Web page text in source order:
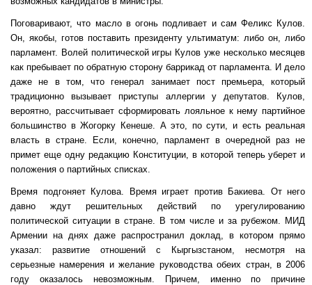
Поговаривают, что масло в огонь подливает и сам Феликс Кулов.
Он, якобы, готов поставить президенту ультиматум: либо он, либо
парламент. Волей политической игры Кулов уже несколько месяцев
как пребывает по обратную сторону баррикад от парламента. И дело
даже не в том, что генерал занимает пост премьера, который
традиционно вызывает приступы аллергии у депутатов. Кулов,
вероятно, рассчитывает сформировать лояльное к нему партийное
большинство в Жогорку Кенеше. А это, по сути, и есть реальная
власть в стране. Если, конечно, парламент в очередной раз не
примет еще одну редакцию Конституции, в которой теперь уберет и
положения о партийных списках.
Время подгоняет Кулова. Время играет против Бакиева. От него
давно ждут решительных действий по урегулированию
политической ситуации в стране. В том числе и за рубежом. МИД
Армении на днях даже распространил доклад, в котором прямо
указал: развитие отношений с Кыргызстаном, несмотря на
серьезные намерения и желание руководства обеих стран, в 2006
году оказалось невозможным. Причем, именно по причине